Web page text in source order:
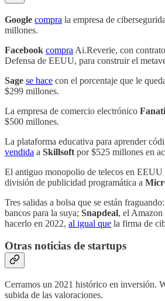
Google compra la empresa de
millones.
Facebook compra Ai.Reverie, con
Defensa de EEUU, para construir el
Sage se hace con el porcentaje que le
$299 millones.
La empresa de comercio electrónico
$500 millones.
La plataforma educativa para aprender
vendida a Skillsoft por $525 millones en
El antiguo monopolio de telecos en EEUU
división de publicidad programática a
Tres salidas a bolsa que se están fraguando:
bancos para la suya; Snapdeal, el
hacerlo en 2022, al igual que la firma de
Otras noticias de startups
Cerramos un 2021 histórico en inversión.
subida de las valoraciones.